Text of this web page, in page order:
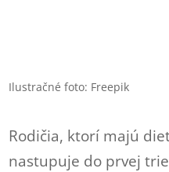
Ilustračné foto: Freepik
Rodičia, ktorí majú
nastupuje do prvej